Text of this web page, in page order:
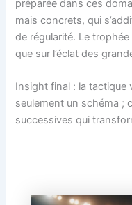
préparée dans ces
mais concrets, qui
de régularité. Le
que sur l’éclat des
Insight final : la tactique
seulement un schéma ;
successives qui